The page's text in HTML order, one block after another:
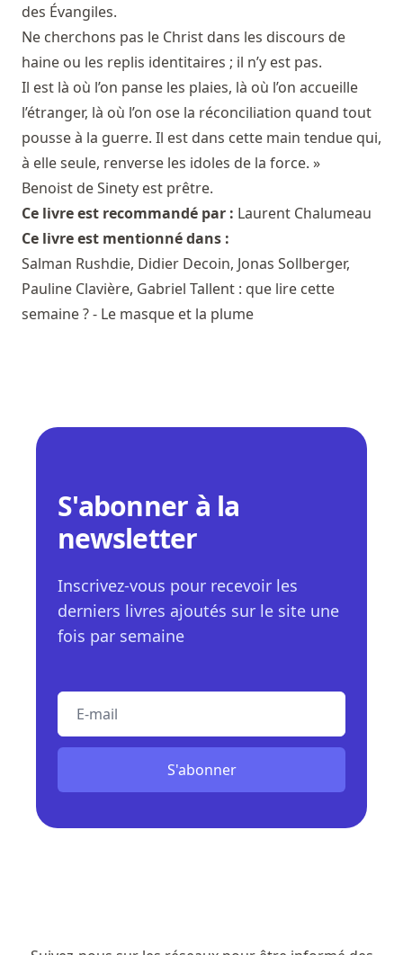
des Évangiles.
Ne cherchons pas le Christ dans les discours de
haine ou les replis identitaires ; il n’y est pas.
Il est là où l’on panse les plaies, là où l’on accueille
l’étranger, là où l’on ose la réconciliation quand tout
pousse à la guerre. Il est dans cette main tendue qui,
à elle seule, renverse les idoles de la force. »
Benoist de Sinety est prêtre.
Ce livre est recommandé par : Laurent Chalumeau
Ce livre est mentionné dans :
Salman Rushdie, Didier Decoin, Jonas Sollberger,
Pauline Clavière, Gabriel Tallent : que lire cette
semaine ? - Le masque et la plume
S'abonner à la
newsletter
Inscrivez-vous pour recevoir les
derniers livres ajoutés sur le site une
fois par semaine
S'abonner